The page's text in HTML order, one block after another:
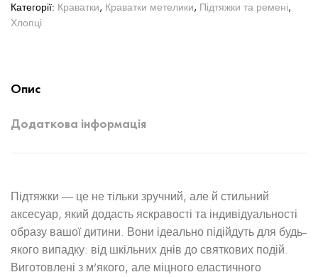
Категорії: Краватки, Краватки метелики, Підтяжки та ремені,
Хлопці
Опис
Додаткова інформація
Підтяжки — це не тільки зручний, але й стильний
аксесуар, який додасть яскравості та індивідуальності
образу вашої дитини. Вони ідеально підійдуть для будь-
якого випадку: від шкільних днів до святкових подій.
Виготовлені з м’якого, але міцного еластичного